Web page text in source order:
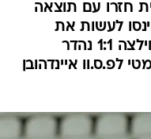
חזרו עם תוצאה
לעשות את
העבודה בבית. פאוק סלוניקי חילצה 1:1 נהדר
ליסבון בחוץ, 2:3 דרמטי לפ.ס.וו איינדהובן